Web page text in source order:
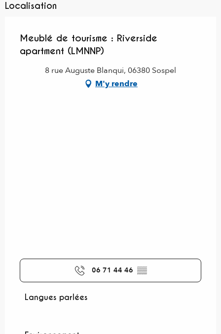
Localisation
Meublé de tourisme : Riverside
apartment (LMNNP)
8 rue Auguste Blanqui, 06380 Sospel
M'y rendre
06 71 44 46 ▒▒
Langues parlées
Langues parlées